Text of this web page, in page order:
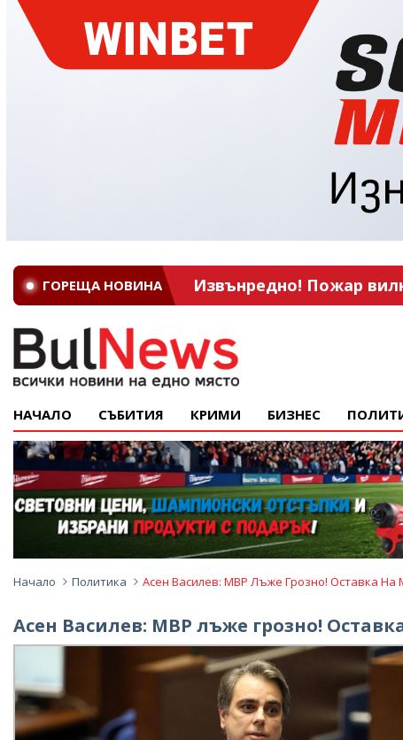
ГОРЕЩА НОВИНА Извънредно! Пожар
НАЧАЛО СЪБИТИЯ КРИМИ БИЗНЕС
Начало Политика Асен Василев: МВР Лъже Грозно! Оставка На
Асен Василев: МВР лъже грозно!